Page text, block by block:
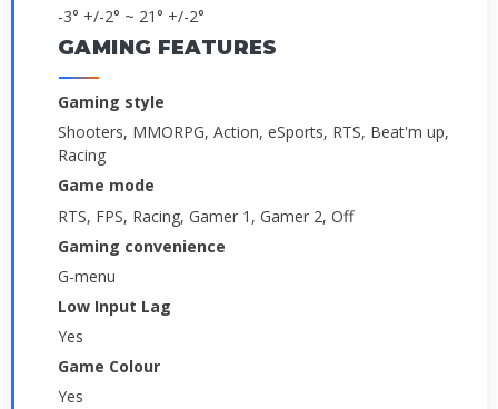
-3° +/-2° ~ 21° +/-2°
GAMING FEATURES
Gaming style
Shooters, MMORPG, Action, eSports, RTS, Beat'm up,
Racing
Game mode
RTS, FPS, Racing, Gamer 1, Gamer 2, Off
Gaming convenience
G-menu
Low Input Lag
Yes
Game Colour
Yes